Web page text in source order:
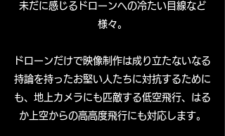
未だに感じるドローンへの冷たい目線など
様々。
ドローンだけで映像制作は成り立たないなる
持論を持ったお堅い人たちに対抗するために
も、地上カメラにも匹敵する低空飛行、はる
か上空からの高高度飛行にも対応します。